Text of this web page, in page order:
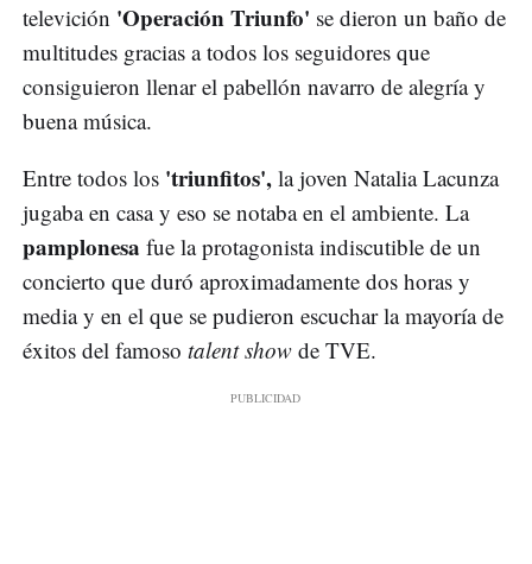
televición 'Operación Triunfo' se dieron un baño de
multitudes gracias a todos los seguidores que
consiguieron llenar el pabellón navarro de alegría y
buena música.
Entre todos los 'triunfitos', la joven Natalia Lacunza
jugaba en casa y eso se notaba en el ambiente. La
pamplonesa fue la protagonista indiscutible de un
concierto que duró aproximadamente dos horas y
media y en el que se pudieron escuchar la mayoría de
éxitos del famoso talent show de TVE.